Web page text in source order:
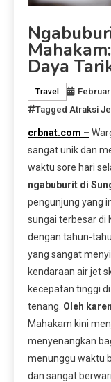
Daya
Travel
Tagged Atraksi
crbnat.com –
sangat unik dan
waktu sore hari
ngabuburit di
pengunjung yang
sungai terbesar di
dengan tahun-
yang sangat
kendaraan air jet
kecepatan tinggi
tenang. Oleh
Mahakam kini
menyenangkan
menunggu waktu
dan sangat